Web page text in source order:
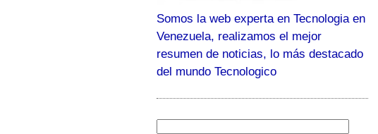
Somos la web experta en Tecnologia en
Venezuela, realizamos el mejor
resumen de noticias, lo más destacado
del mundo Tecnologico